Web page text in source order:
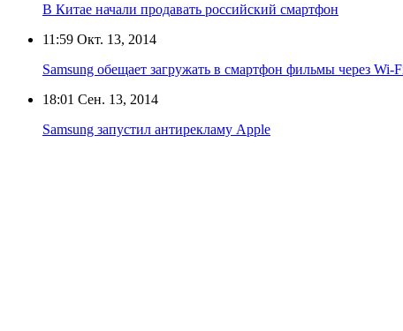
В Китае начали продавать российский смартфон
11:59 Окт. 13, 2014
Samsung обещает загружать в смартфон фильмы через Wi-
18:01 Сен. 13, 2014
Samsung запустил антирекламу Apple